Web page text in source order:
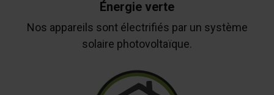
Énergie verte
Nos appareils sont électrifiés par un système
solaire photovoltaïque.